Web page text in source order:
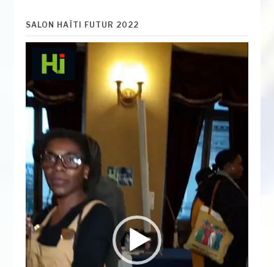
SALON HAÏTI FUTUR 2022